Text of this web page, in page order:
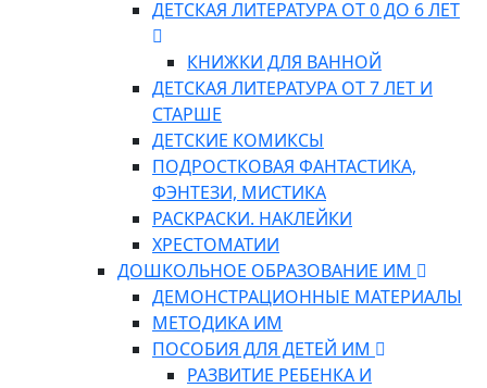
ДЕТСКАЯ ЛИТЕРАТУРА ОТ 0 ДО 6 ЛЕТ
КНИЖКИ ДЛЯ ВАННОЙ
ДЕТСКАЯ ЛИТЕРАТУРА ОТ 7 ЛЕТ И
СТАРШЕ
ДЕТСКИЕ КОМИКСЫ
ПОДРОСТКОВАЯ ФАНТАСТИКА,
ФЭНТЕЗИ, МИСТИКА
РАСКРАСКИ. НАКЛЕЙКИ
ХРЕСТОМАТИИ
ДОШКОЛЬНОЕ ОБРАЗОВАНИЕ ИМ
ДЕМОНСТРАЦИОННЫЕ МАТЕРИАЛЫ
МЕТОДИКА ИМ
ПОСОБИЯ ДЛЯ ДЕТЕЙ ИМ
РАЗВИТИЕ РЕБЕНКА И